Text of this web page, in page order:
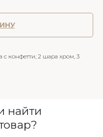
конфетти, 2 шара хром, 3
найти